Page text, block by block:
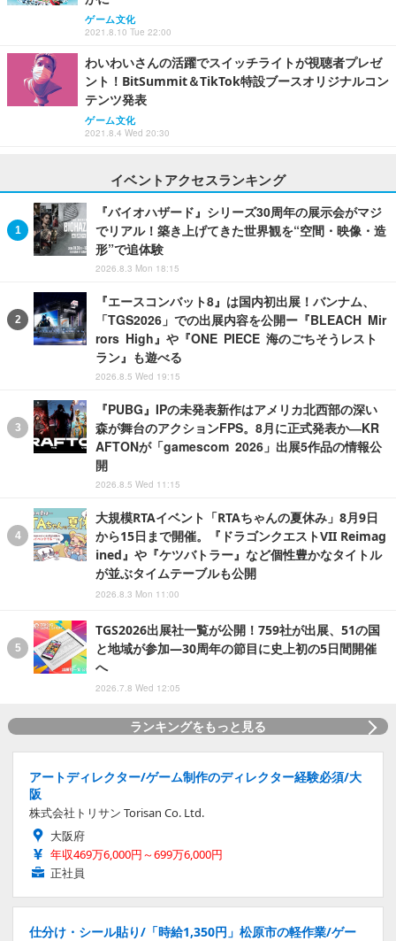
ゲーム文化
2021.8.10 Tue 22:00
わいわいさんの活躍でスイッチライトが視聴者プレゼ
ント！BitSummit＆TikTok特設ブースオリジナルコン
テンツ発表
ゲーム文化
2021.8.4 Wed 20:30
イベントアクセスランキング
『バイオハザード』シリーズ30周年の展示会がマジ
でリアル！築き上げてきた世界観を“空間・映像・造
形”で追体験
2026.8.3 Mon 18:15
『エースコンバット8』は国内初出展！バンナム、
「TGS2026」での出展内容を公開ー『BLEACH Mir
rors High』や『ONE PIECE 海のごちそうレスト
ラン』も遊べる
2026.8.5 Wed 19:15
『PUBG』IPの未発表新作はアメリカ北西部の深い
森が舞台のアクションFPS。8月に正式発表か―KR
AFTONが「gamescom 2026」出展5作品の情報公
開
2026.8.5 Wed 11:15
大規模RTAイベント「RTAちゃんの夏休み」8月9日
から15日まで開催。『ドラゴンクエストVII Reimag
ined』や『ケツバトラー』など個性豊かなタイトル
が並ぶタイムテーブルも公開
2026.8.3 Mon 11:00
TGS2026出展社一覧が公開！759社が出展、51の国
と地域が参加―30周年の節目に史上初の5日間開催
へ
2026.7.8 Wed 12:05
ランキングをもっと見る
アートディレクター/ゲーム制作のディレクター経験必須/大
阪
株式会社トリサン Torisan Co. Ltd.
大阪府
年収469万6,000円～699万6,000円
正社員
仕分け・シール貼り/「時給1,350円」松原市の軽作業/ゲー